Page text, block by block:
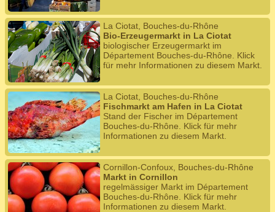
La Ciotat, Bouches-du-Rhône
Bio-Erzeugermarkt in La Ciotat
biologischer Erzeugermarkt im
Département Bouches-du-Rhône. Klick
für mehr Informationen zu diesem Markt.
La Ciotat, Bouches-du-Rhône
Fischmarkt am Hafen in La Ciotat
Stand der Fischer im Département
Bouches-du-Rhône. Klick für mehr
Informationen zu diesem Markt.
Cornillon-Confoux, Bouches-du-Rhône
Markt in Cornillon
regelmässiger Markt im Département
Bouches-du-Rhône. Klick für mehr
Informationen zu diesem Markt.